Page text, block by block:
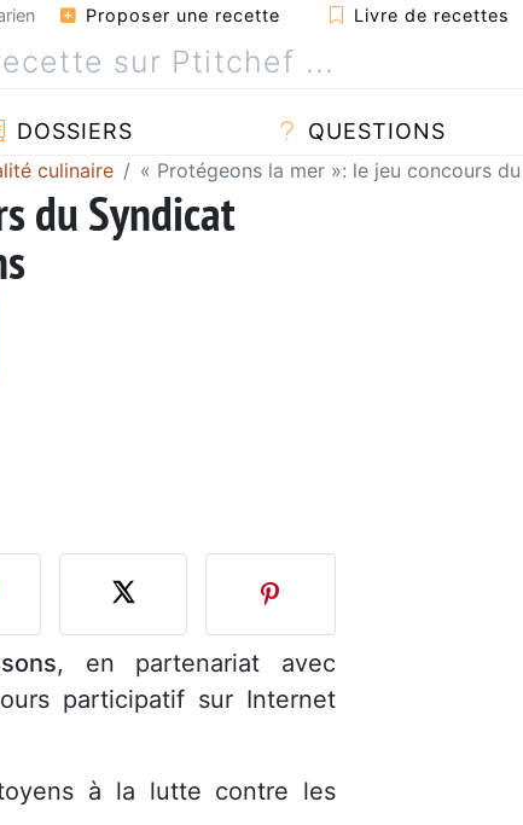
Proposer une recette Livre de recettes
DOSSIERS QUESTIONS
culinaire « Protégeons la mer »: le jeu concours
du Syndicat
, en partenariat avec
participatif sur Internet
à la lutte contre les